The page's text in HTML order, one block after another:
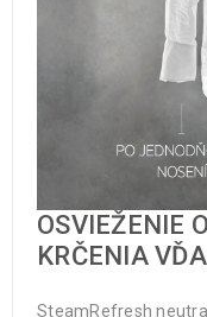
OSVIEŽENIE
KRČENIA
SteamRefresh